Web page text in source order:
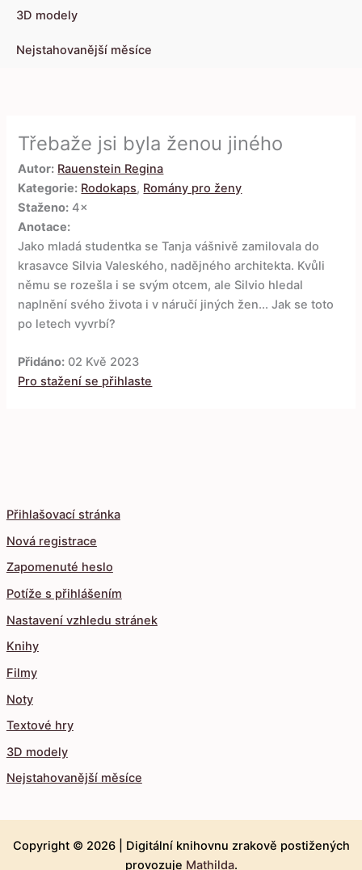
3D modely
Nejstahovanější měsíce
Přihlašovací stránka
Nová registrace
Zapomenuté heslo
Potíže s přihlášením
Nastavení vzhledu stránek
Knihy
Filmy
Noty
Textové hry
3D modely
Nejstahovanější měsíce
Třebaže jsi byla ženou jiného
Autor: Rauenstein Regina
Kategorie: Rodokaps, Romány pro ženy
Staženo: 4×
Anotace:
Jako mladá studentka se Tanja vášnivě zamilovala do
krasavce Silvia Valeského, nadějného architekta. Kvůli
němu se rozešla i se svým otcem, ale Silvio hledal
naplnění svého života i v náručí jiných žen... Jak se toto
po letech vyvrbí?
Přidáno: 02 Kvě 2023
Pro stažení se přihlaste
Copyright © 2026 | Digitální knihovnu zrakově postižených
provozuje Mathilda.